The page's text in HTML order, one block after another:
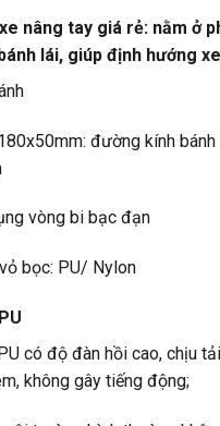
nâng tay giá rẻ: nằm ở
lái, giúp định hướng
đường kính
vòng bi bạc đạn
bọc: PU/ Nylon
có độ đàn hồi cao, chịu
không gây tiếng động;